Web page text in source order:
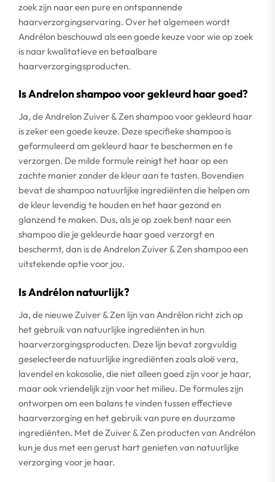
zoek zijn naar een pure en ontspannende
haarverzorgingservaring. Over het algemeen wordt
Andrélon beschouwd als een goede keuze voor wie op zoek
is naar kwalitatieve en betaalbare
haarverzorgingsproducten.
Is Andrelon shampoo voor gekleurd haar goed?
Ja, de Andrelon Zuiver & Zen shampoo voor gekleurd haar
is zeker een goede keuze. Deze specifieke shampoo is
geformuleerd om gekleurd haar te beschermen en te
verzorgen. De milde formule reinigt het haar op een
zachte manier zonder de kleur aan te tasten. Bovendien
bevat de shampoo natuurlijke ingrediënten die helpen om
de kleur levendig te houden en het haar gezond en
glanzend te maken. Dus, als je op zoek bent naar een
shampoo die je gekleurde haar goed verzorgt en
beschermt, dan is de Andrelon Zuiver & Zen shampoo een
uitstekende optie voor jou.
Is Andrélon natuurlijk?
Ja, de nieuwe Zuiver & Zen lijn van Andrélon richt zich op
het gebruik van natuurlijke ingrediënten in hun
haarverzorgingsproducten. Deze lijn bevat zorgvuldig
geselecteerde natuurlijke ingrediënten zoals aloë vera,
lavendel en kokosolie, die niet alleen goed zijn voor je haar,
maar ook vriendelijk zijn voor het milieu. De formules zijn
ontworpen om een balans te vinden tussen effectieve
haarverzorging en het gebruik van pure en duurzame
ingrediënten. Met de Zuiver & Zen producten van Andrélon
kun je dus met een gerust hart genieten van natuurlijke
verzorging voor je haar.